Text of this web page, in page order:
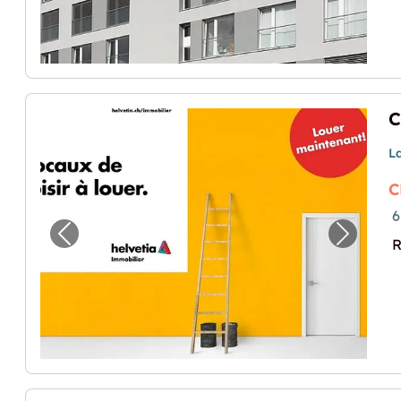
Vorheriges Bild für "Cherchez-vous un lieu